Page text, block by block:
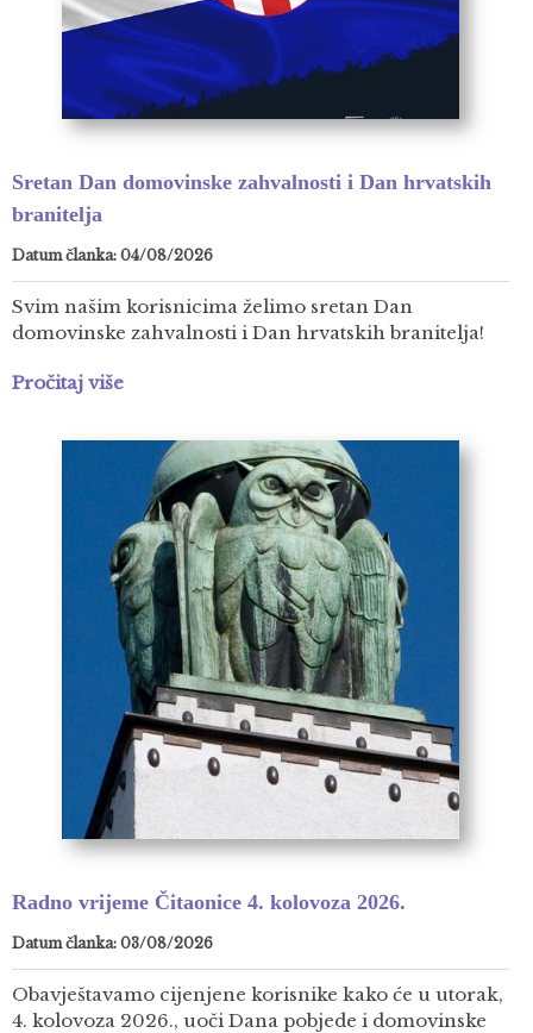
Sretan Dan domovinske zahvalnosti i Dan hrvatskih
branitelja
Datum članka: 04/08/2026
Svim našim korisnicima želimo sretan Dan
domovinske zahvalnosti i Dan hrvatskih branitelja!
Pročitaj više
Radno vrijeme Čitaonice 4. kolovoza 2026.
Datum članka: 03/08/2026
Obavještavamo cijenjene korisnike kako će u utorak,
4. kolovoza 2026., uoči Dana pobjede i domovinske